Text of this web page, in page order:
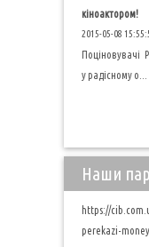
кіноактором!
2015-05-08
Поціновувачі
у радісному о...
Наши
https://
perekazi-